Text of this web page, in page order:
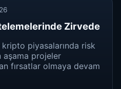
Zirvede
piyasalarında risk
aşama projeler
fırsatlar olmaya devam